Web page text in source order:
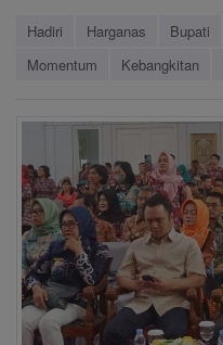
Hadiri Harganas Bupati
Momentum
Kebangkitan